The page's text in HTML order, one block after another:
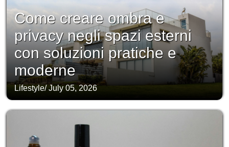
Come creare ombra e
privacy negli spazi esterni
con soluzioni pratiche e
moderne
Lifestyle/July 05, 2026